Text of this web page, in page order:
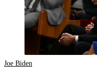
Joe Biden